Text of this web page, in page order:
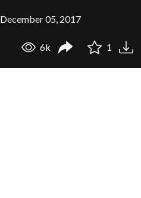
December 05, 2017
6k 1